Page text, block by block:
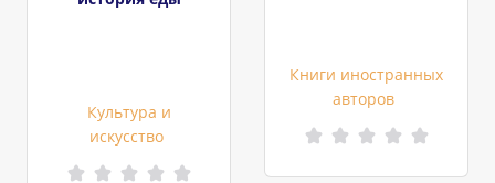
Культура и
искусство
Книги иностранных
авторов